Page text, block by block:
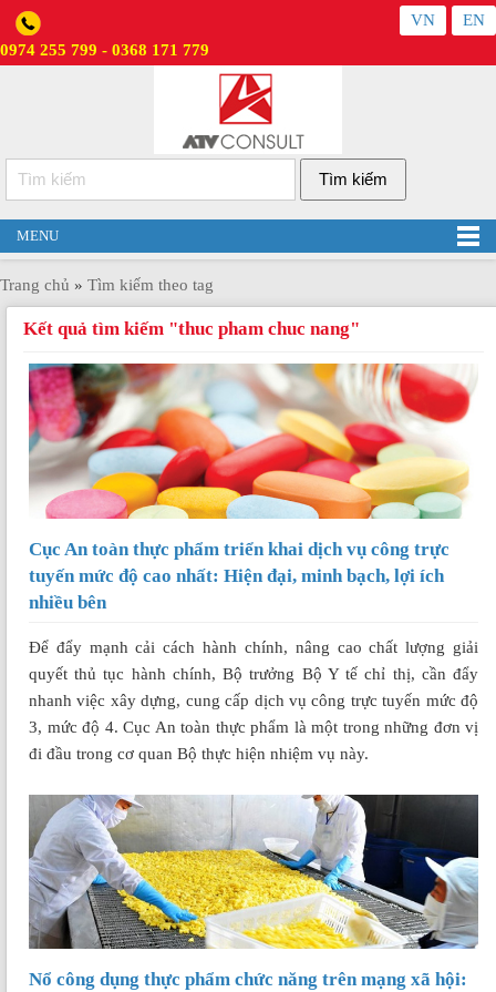
0974 255 799 - 0368 171 779
VN EN
MENU
Trang chủ » Tìm kiếm theo tag
Kết quả tìm kiếm "thuc pham chuc nang"
Cục An toàn thực phẩm triển khai dịch vụ công trực
tuyến mức độ cao nhất: Hiện đại, minh bạch, lợi ích
nhiều bên
Để đẩy mạnh cải cách hành chính, nâng cao chất lượng giải
quyết thủ tục hành chính, Bộ trưởng Bộ Y tế chỉ thị, cần đẩy
nhanh việc xây dựng, cung cấp dịch vụ công trực tuyến mức độ
3, mức độ 4. Cục An toàn thực phẩm là một trong những đơn vị
đi đầu trong cơ quan Bộ thực hiện nhiệm vụ này.
Nổ công dụng thực phẩm chức năng trên mạng xã hội: